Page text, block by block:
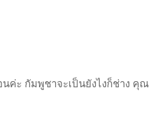
ะ กัมพูชาจะเป็นยังไงก็ช่าง คุ